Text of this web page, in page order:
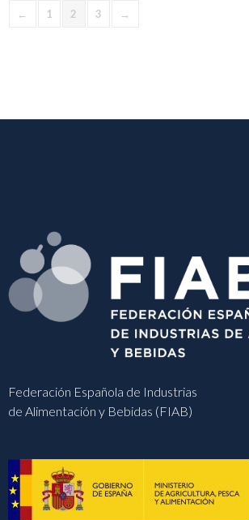
← 1 2 3 →
Federación Española de Industrias
de Alimentación y Bebidas (FIAB)